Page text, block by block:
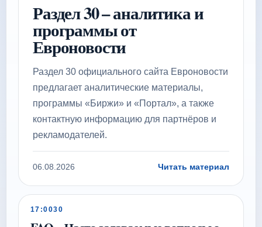
Раздел 30 – аналитика и
программы от
Евроновости
Раздел 30 официального сайта Евроновости
предлагает аналитические материалы,
программы «Биржи» и «Портал», а также
контактную информацию для партнёров и
рекламодателей.
06.08.2026 Читать материал
17:0030